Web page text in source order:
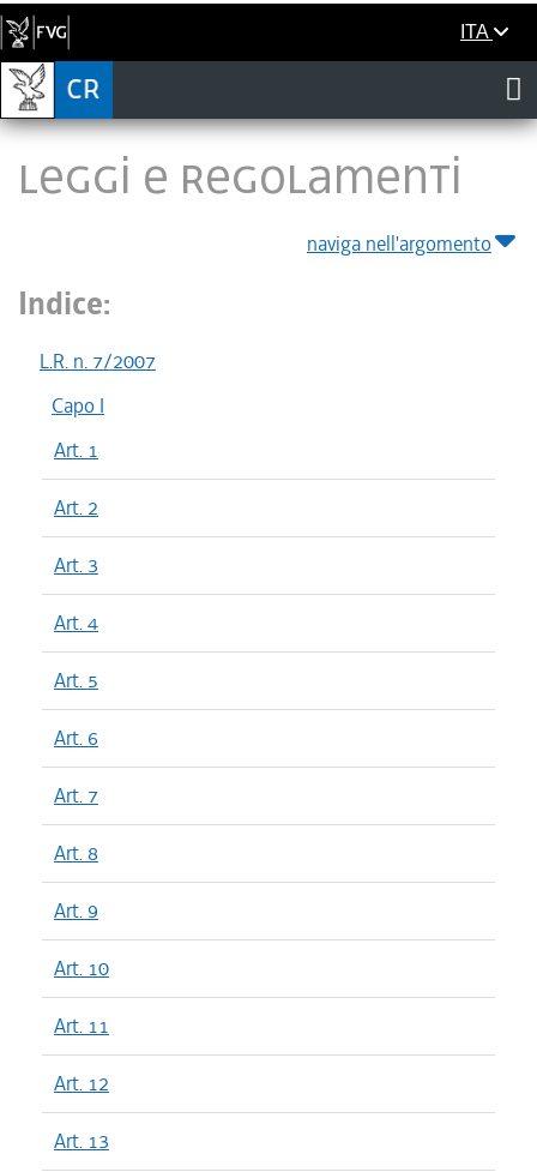
ITA
LEGGI E REGOLAMENTI
naviga nell'argomento
Indice:
L.R. n. 7/2007
Capo I
Art. 1
Art. 2
Art. 3
Art. 4
Art. 5
Art. 6
Art. 7
Art. 8
Art. 9
Art. 10
Art. 11
Art. 12
Art. 13